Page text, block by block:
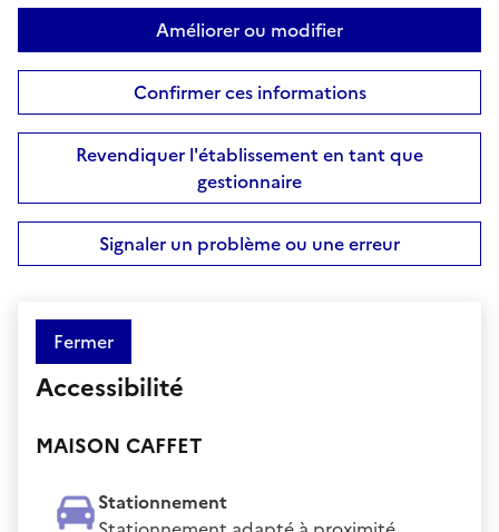
Améliorer ou modifier
Confirmer ces informations
Revendiquer l'établissement en tant que
gestionnaire
Signaler un problème ou une erreur
Fermer
Accessibilité
MAISON CAFFET
Stationnement